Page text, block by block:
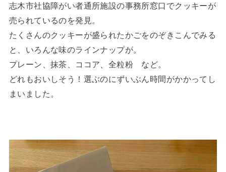
志木市社協障がい者通所施設の事務所窓口でクッキーが
売られているのを発見。
たくさんのクッキーが盛られたかごをのぞきこんでみる
と、いろんな味のラインナップが。
プレーン、抹茶、ココア、全粒粉 など。
どれもおいしそう！選ぶのにずいぶん時間がかかってし
まいました。